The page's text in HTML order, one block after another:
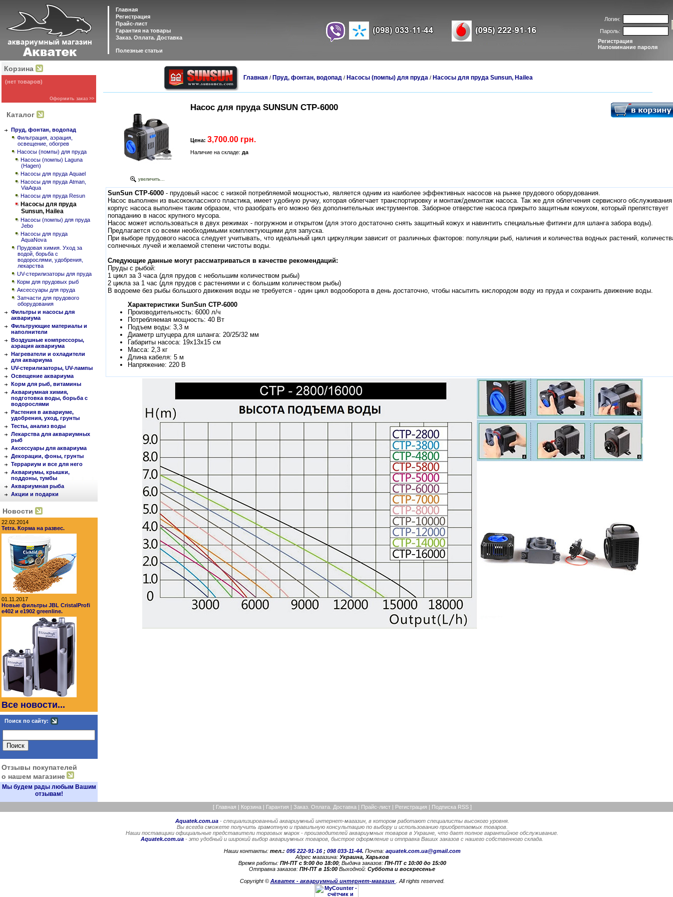
Главная
Регистрация
Прайс-лист
Гарантия на товары
Заказ. Оплата. Доставка
Полезные статьи
Логин:
Пароль:
Регистрация
Напоминание пароля
Корзина
(нет товаров)
Оформить заказ >>
Каталог
Пруд, фонтан, водопад
Фильтрация, аэрация,
освещение, обогрев
Насосы (помпы) для пруда
Насосы (помпы) Laguna
(Hagen)
Насосы для пруда Aquael
Насосы для пруда Atman,
ViaAqua
Насосы для пруда Resun
Насосы для пруда
Sunsun, Hailea
Насосы (помпы) для пруда
Jebo
Насосы для пруда
AquaNova
Прудовая химия. Уход за
водой, борьба с
водорослями, удобрения,
лекарства
UV-стерилизаторы для пруда
Корм для прудовых рыб
Аксессуары для пруда
Запчасти для прудового
оборудования
Фильтры и насосы для
аквариума
Фильтрующие материалы и
наполнители
Воздушные компрессоры,
аэрация аквариума
Нагреватели и охладители
для аквариума
UV-стерилизаторы, UV-лампы
Освещение аквариума
Корм для рыб, витамины
Аквариумная химия,
подготовка воды, борьба с
водорослями
Растения в аквариуме,
удобрения, уход, грунты
Тесты, анализ воды
Лекарства для аквариумных
рыб
Аксессуары для аквариума
Декорации, фоны, грунты
Террариум и все для него
Аквариумы, крышки,
поддоны, тумбы
Аквариумная рыба
Акции и подарки
Новости
22.02.2014
Tetra. Корма на развес.
01.11.2017
Новые фильтры JBL CristalProfi
e402 и e1902 greenline.
Все новости...
Поиск по сайту:
Отзывы покупателей
о нашем магазине
Мы будем рады любым Вашим
отзывам!
Главная/ Пруд, фонтан, водопад / Насосы (помпы) для пруда / Насосы для пруда Sunsun, Hailea
увеличить...
Насос для пруда SUNSUN CTP-6000
Цена: 3,700.00 грн.
Наличие на складе: да
SunSun CTP-6000 - прудовый насос с низкой потребляемой мощностью, является одним из наиболее эффективных насосов на рынке прудового оборудования.
Насос выполнен из высококлассного пластика, имеет удобную ручку, которая облегчает транспортировку и монтаж/демонтаж насоса. Так же для облегчения сервисного обслуживания
корпус насоса выполнен таким образом, что разобрать его можно без дополнительных инструментов. Заборное отверстие насоса прикрыто защитным кожухом, который препятствует
попаданию в насос крупного мусора.
Насос может использоваться в двух режимах - погружном и открытом (для этого достаточно снять защитный кожух и навинтить специальные фитинги для шланга забора воды).
Предлагается со всеми необходимыми комплектующими для запуска.
При выборе прудового насоса следует учитывать, что идеальный цикл циркуляции зависит от различных факторов: популяции рыб, наличия и количества водных растений,
солнечных лучей и желаемой степени чистоты воды.
Следующие данные могут рассматриваться в качестве рекомендаций:
Пруды с рыбой:
1 цикл за 3 часа (для прудов с небольшим количеством рыбы)
2 цикла за 1 час (для прудов с растениями и с большим количеством рыбы)
В водоеме без рыбы большого движения воды не требуется - один цикл водооборота в день достаточно, чтобы насытить кислородом воду из пруда и сохранить движение воды.
Характеристики SunSun CTP-6000
Производительность: 6000 л/ч
Потребляемая мощность: 40 Вт
Подъем воды: 3,3 м
Диаметр штуцера для шланга: 20/25/32 мм
Габариты насоса: 19х13х15 см
Масса: 2,3 кг
Длина кабеля: 5 м
Напряжение: 220 В
[ Главная | Корзина | Гарантия | Заказ. Оплата. Доставка | Прайс-лист| Регистрация | Подписка RSS]
Aquatek.com.ua- специализированный аквариумный интернет-магазин, в котором работают специалисты высокого уровня.
Вы всегда сможете получить грамотную и правильную консультацию по выбору и использованию приобретаемых товаров.
Наши поставщики официальные представители торговых марок - производителей аквариумных товаров в Украине, что дает полное гарантийное обслуживание.
Aquatek.com.ua - это удобный и широкий выбор аквариумных товаров, быстрое оформление и отправка Ваших заказов с нашего собственного склада.
Наши контакты: тел.: 095 222-91-16 ; 098 033-11-44. Почта: aquatek.com.ua@gmail.com
Адрес магазина: Украина, Харьков
Время работы: ПН-ПТ с 9:00 до 18:00; Выдача заказов: ПН-ПТ с 10:00 до 15:00
Отправка заказов: ПН-ПТ в 15:00 Выходной: Суббота и воскресенье
Copyright © Акватек - аквариумный интернет-магазин . All rights reserved.